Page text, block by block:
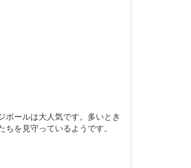
ールは大人気です。多いとき
を見守っているようです。